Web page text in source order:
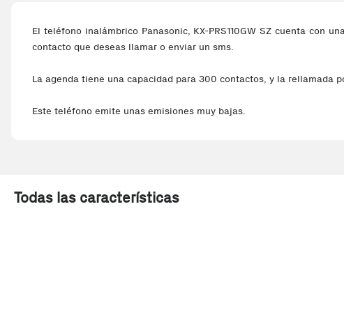
El teléfono inalámbrico Panasonic, KX-PRS110GW SZ cuenta
contacto que deseas llamar o enviar un sms.
La agenda tiene una capacidad para 300 contactos, y la rellamada
Este teléfono emite unas emisiones muy bajas.
Todas las características